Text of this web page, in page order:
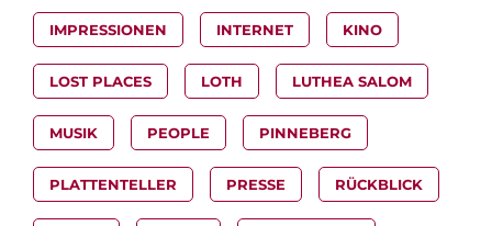
IMPRESSIONEN INTERNET KINO
LOST PLACES LOTH LUTHEA SALOM
MUSIK PEOPLE PINNEBERG
PLATTENTELLER PRESSE RÜCKBLICK